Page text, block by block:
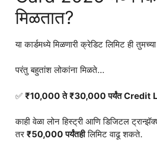
मिळतात?
या कार्डमध्ये मिळणारी क्रेडिट लिमिट ही
परंतु बहुतांश लोकांना मिळते…
✅ ₹10,000 ते ₹30,000 पर्यंत Credit
काही वेळा लोन हिस्ट्री आणि डिजिटल
तर ₹50,000 पर्यंतहीलिमिट वाढू शकते.